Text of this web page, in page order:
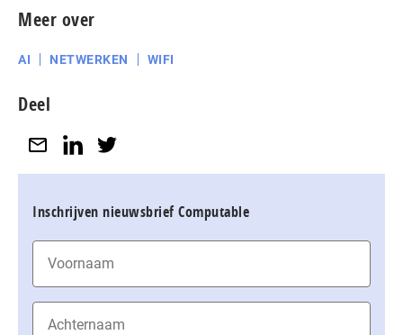
Meer over
AI NETWERKEN WIFI
Deel
Inschrijven nieuwsbrief Computable